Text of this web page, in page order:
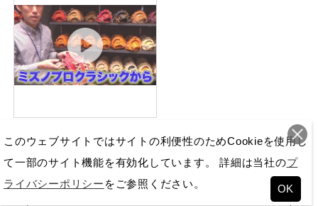
ィット感にこ...
「王道のミズノプロ」をテーマ
に、フィット感にこだわった
デルの特長やおす...
OK
このウェブサイトではサイトの利便性のためCookieを使用し
て一部のサイト機能を有効化しています。 詳細は当社のプ
ライバシーポリシー をご参照ください。